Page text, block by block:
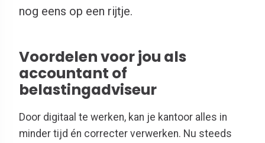
nog eens op een rijtje.
Voordelen voor jou als
accountant of
belastingadviseur
Door digitaal te werken, kan je kantoor alles in
minder tijd én correcter verwerken. Nu steeds